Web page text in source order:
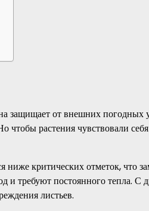
защищает от внешних погодных
чтобы растения чувствовали
критических отметок, что
и требуют постоянного тепла. С
листьев.